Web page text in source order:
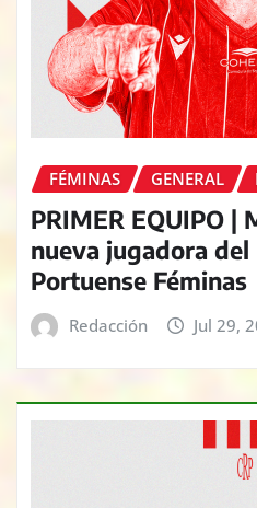
FÉMINAS GENERAL
PRIMER EQUIPO |
nueva jugadora del
Portuense Féminas
Redacción Jul 29,